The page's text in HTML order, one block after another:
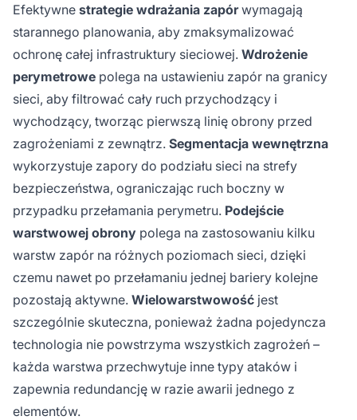
Efektywne strategie wdrażania zapórwymagają
starannego planowania, aby zmaksymalizować
ochronę całej infrastruktury sieciowej. Wdrożenie
perymetrowe polega na ustawieniu zapór na granicy
sieci, aby filtrować cały ruch przychodzący i
wychodzący, tworząc pierwszą linię obrony przed
zagrożeniami z zewnątrz. Segmentacja wewnętrzna
wykorzystuje zapory do podziału sieci na strefy
bezpieczeństwa, ograniczając ruch boczny w
przypadku przełamania perymetru. Podejście
warstwowej obrony polega na zastosowaniu kilku
warstw zapór na różnych poziomach sieci, dzięki
czemu nawet po przełamaniu jednej bariery kolejne
pozostają aktywne. Wielowarstwowość jest
szczególnie skuteczna, ponieważ żadna pojedyncza
technologia nie powstrzyma wszystkich zagrożeń –
każda warstwa przechwytuje inne typy ataków i
zapewnia redundancję w razie awarii jednego z
elementów.